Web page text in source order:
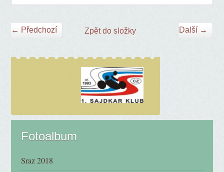
← Předchozí Další →
Zpět do složky
Fotoalbum
Sraz 2018